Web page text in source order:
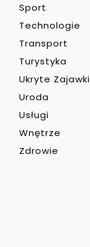
Sport
Technologie
Transport
Turystyka
Ukryte Zajawki
Uroda
Usługi
Wnętrze
Zdrowie